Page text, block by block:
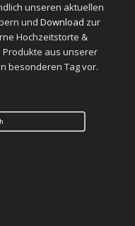
unseren aktuellen
und Download zur
Hochzeitstorte &
Produkte aus unserer
besonderen Tag vor.